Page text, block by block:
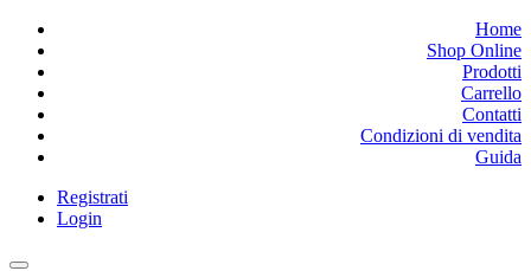
Home
Shop Online
Prodotti
Carrello
Contatti
Condizioni di vendita
Guida
Registrati
Login